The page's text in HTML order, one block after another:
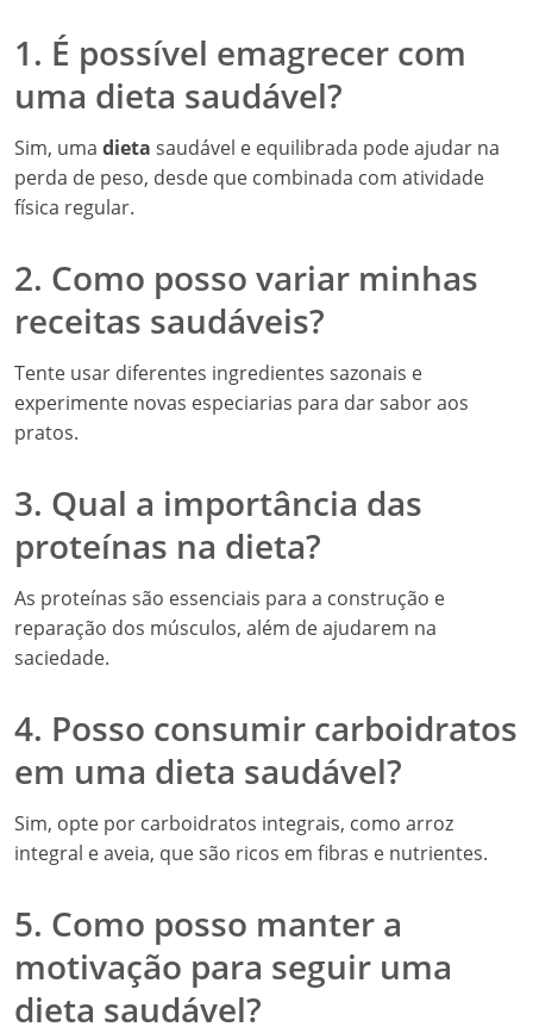
1. É possível emagrecer com
uma dieta saudável?
Sim, uma dieta saudável e equilibrada pode ajudar na
perda de peso, desde que combinada com atividade
física regular.
2. Como posso variar minhas
receitas saudáveis?
Tente usar diferentes ingredientes sazonais e
experimente novas especiarias para dar sabor aos
pratos.
3. Qual a importância das
proteínas na dieta?
As proteínas são essenciais para a construção e
reparação dos músculos, além de ajudarem na
saciedade.
4. Posso consumir carboidratos
em uma dieta saudável?
Sim, opte por carboidratos integrais, como arroz
integral e aveia, que são ricos em fibras e nutrientes.
5. Como posso manter a
motivação para seguir uma
dieta saudável?